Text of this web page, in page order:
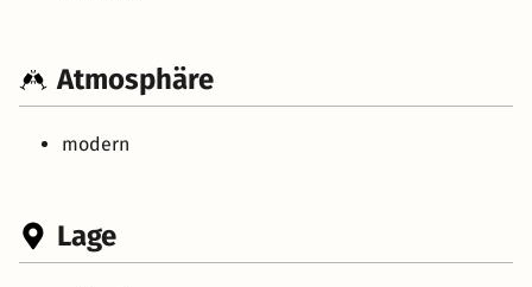
Atmosphäre
modern
Lage